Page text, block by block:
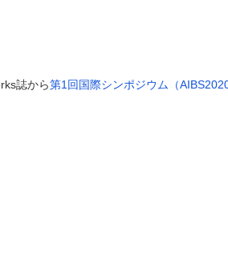
誌から第1回国際シンポジウム（